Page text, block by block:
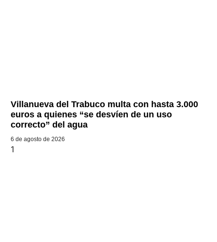
Villanueva del Trabuco multa con hasta 3.000
euros a quienes “se desvíen de un uso
correcto” del agua
6 de agosto de 2026